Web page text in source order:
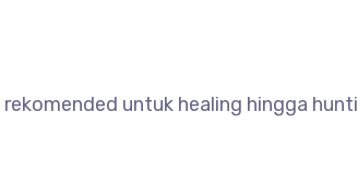
rekomended untuk healing hingga